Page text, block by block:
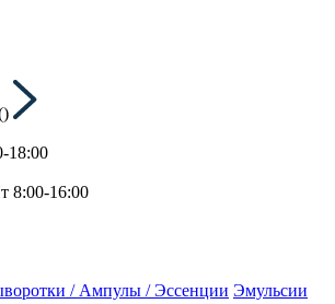
)
18:00
8:00-16:00
/ Ампулы / Эссенции Эмульсии